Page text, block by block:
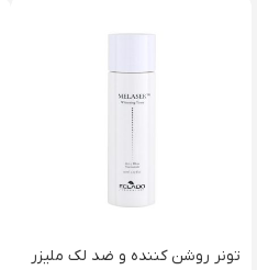
تونر روشن کننده و ضد لک ملیزر